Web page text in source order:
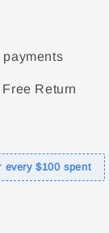
payments
Return
every $100 spent